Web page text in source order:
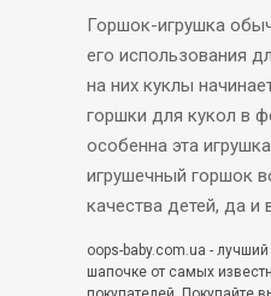
Горшок-игрушка
его использования
на них куклы
горшки для кукол в
особенна эта
игрушечный горшок
качества детей, да и
oops-baby.com.ua -
шапочке от самых